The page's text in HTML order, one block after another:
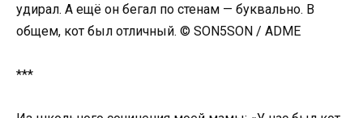
удирал. А ещё он бегал по стенам — буквально. В
общем, кот был отличный. © SON5SON / ADME
***